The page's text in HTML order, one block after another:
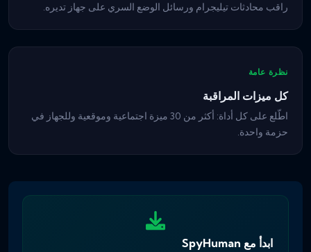
راقب محادثات تيليجرام ورسائل الوضع السري على جهاز تديره.
نظرة عامة
كل ميزات المراقبة
اطّلع على كل أداة: أكثر من 30 ميزة اجتماعية وموقعية وللجهاز في
حزمة واحدة.
ابدأ مع SpyHuman